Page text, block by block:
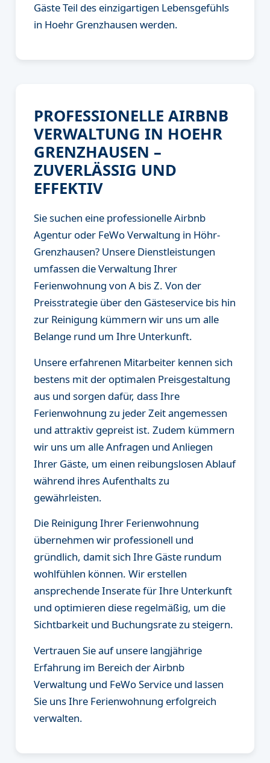
Gäste Teil des einzigartigen Lebensgefühls
in Hoehr Grenzhausen werden.
PROFESSIONELLE AIRBNB
VERWALTUNG IN HOEHR
GRENZHAUSEN –
ZUVERLÄSSIG UND
EFFEKTIV
Sie suchen eine professionelle Airbnb
Agentur oder FeWo Verwaltung in Höhr-
Grenzhausen? Unsere Dienstleistungen
umfassen die Verwaltung Ihrer
Ferienwohnung von A bis Z. Von der
Preisstrategie über den Gästeservice bis hin
zur Reinigung kümmern wir uns um alle
Belange rund um Ihre Unterkunft.
Unsere erfahrenen Mitarbeiter kennen sich
bestens mit der optimalen Preisgestaltung
aus und sorgen dafür, dass Ihre
Ferienwohnung zu jeder Zeit angemessen
und attraktiv gepreist ist. Zudem kümmern
wir uns um alle Anfragen und Anliegen
Ihrer Gäste, um einen reibungslosen Ablauf
während ihres Aufenthalts zu
gewährleisten.
Die Reinigung Ihrer Ferienwohnung
übernehmen wir professionell und
gründlich, damit sich Ihre Gäste rundum
wohlfühlen können. Wir erstellen
ansprechende Inserate für Ihre Unterkunft
und optimieren diese regelmäßig, um die
Sichtbarkeit und Buchungsrate zu steigern.
Vertrauen Sie auf unsere langjährige
Erfahrung im Bereich der Airbnb
Verwaltung und FeWo Service und lassen
Sie uns Ihre Ferienwohnung erfolgreich
verwalten.